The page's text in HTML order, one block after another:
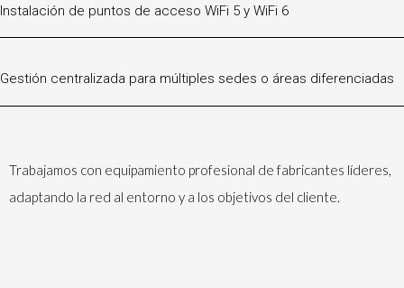
Instalación de puntos de acceso WiFi 5 y WiFi 6
Gestión centralizada para múltiples sedes o áreas diferenciadas
Trabajamos con equipamiento profesional de fabricantes líderes,
adaptando la red al entorno y a los objetivos del cliente.